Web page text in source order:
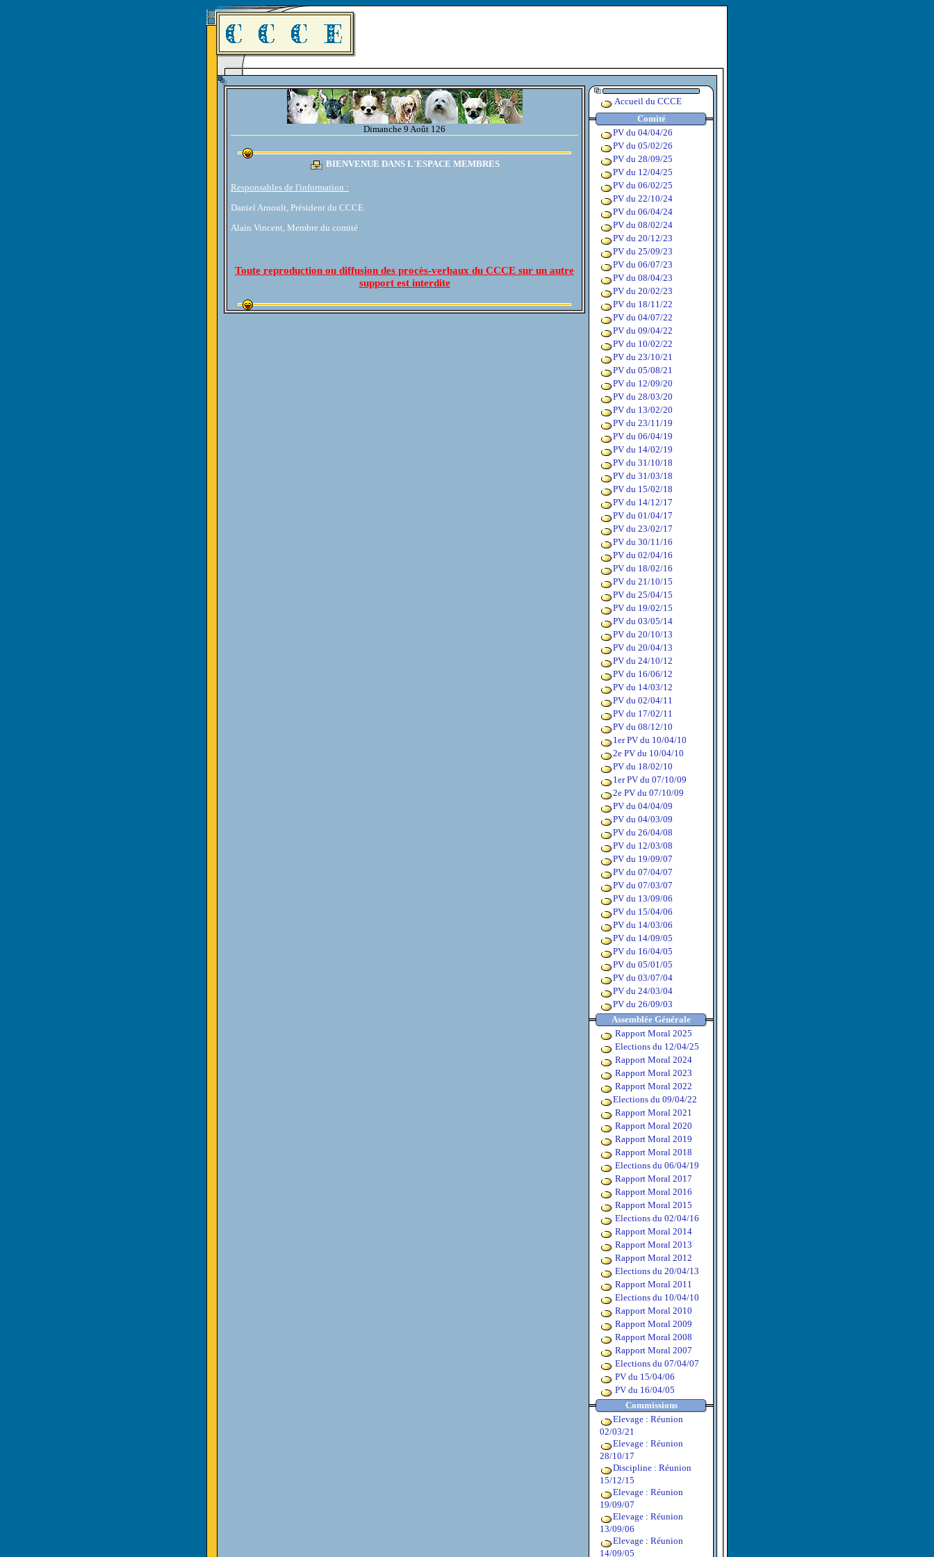
Dimanche 9 Août 126
BIENVENUE DANS L'ESPACE MEMBRES
Responsables de l'information :
Daniel Arnoult, Président du CCCE
Alain Vincent, Membre du comité
Toute reproduction ou diffusion des procès-verbaux du CCCE sur un autre
support est interdite
Accueil du CCCE
Comité
PV du 04/04/26
PV du 05/02/26
PV du 28/09/25
PV du 12/04/25
PV du 06/02/25
PV du 22/10/24
PV du 06/04/24
PV du 08/02/24
PV du 20/12/23
PV du 25/09/23
PV du 06/07/23
PV du 08/04/23
PV du 20/02/23
PV du 18/11/22
PV du 04/07/22
PV du 09/04/22
PV du 10/02/22
PV du 23/10/21
PV du 05/08/21
PV du 12/09/20
PV du 28/03/20
PV du 13/02/20
PV du 23/11/19
PV du 06/04/19
PV du 14/02/19
PV du 31/10/18
PV du 31/03/18
PV du 15/02/18
PV du 14/12/17
PV du 01/04/17
PV du 23/02/17
PV du 30/11/16
PV du 02/04/16
PV du 18/02/16
PV du 21/10/15
PV du 25/04/15
PV du 19/02/15
PV du 03/05/14
PV du 20/10/13
PV du 20/04/13
PV du 24/10/12
PV du 16/06/12
PV du 14/03/12
PV du 02/04/11
PV du 17/02/11
PV du 08/12/10
1er PV du 10/04/10
2e PV du 10/04/10
PV du 18/02/10
1er PV du 07/10/09
2e PV du 07/10/09
PV du 04/04/09
PV du 04/03/09
PV du 26/04/08
PV du 12/03/08
PV du 19/09/07
PV du 07/04/07
PV du 07/03/07
PV du 13/09/06
PV du 15/04/06
PV du 14/03/06
PV du 14/09/05
PV du 16/04/05
PV du 05/01/05
PV du 03/07/04
PV du 24/03/04
PV du 26/09/03
Assemblée Générale
Rapport Moral 2025
Elections du 12/04/25
Rapport Moral 2024
Rapport Moral 2023
Rapport Moral 2022
Elections du 09/04/22
Rapport Moral 2021
Rapport Moral 2020
Rapport Moral 2019
Rapport Moral 2018
Elections du 06/04/19
Rapport Moral 2017
Rapport Moral 2016
Rapport Moral 2015
Elections du 02/04/16
Rapport Moral 2014
Rapport Moral 2013
Rapport Moral 2012
Elections du 20/04/13
Rapport Moral 2011
Elections du 10/04/10
Rapport Moral 2010
Rapport Moral 2009
Rapport Moral 2008
Rapport Moral 2007
Elections du 07/04/07
PV du 15/04/06
PV du 16/04/05
Commissions
Elevage : Réunion
02/03/21
Elevage : Réunion
28/10/17
Discipline : Réunion
15/12/15
Elevage : Réunion
19/09/07
Elevage : Réunion
13/09/06
Elevage : Réunion
14/09/05